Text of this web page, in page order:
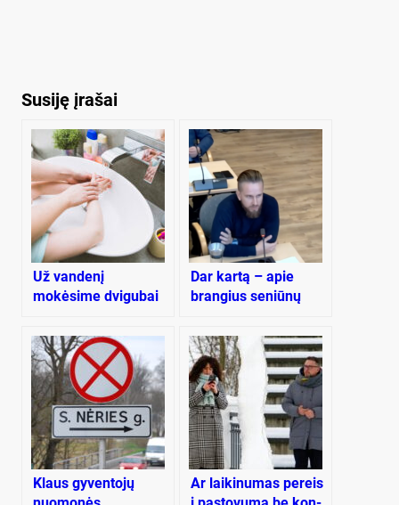
Susiję įrašai
Už vandenį
mokėsime dvigubai
Dar kartą – apie
brangius seniūnų
Klaus gyventojų
Ar lai­ki­nu­mas pe­reis